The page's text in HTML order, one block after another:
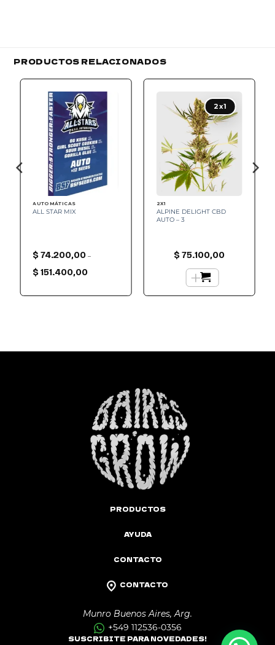
PRODUCTOS RELACIONADOS
wishlist
AUTOMÁTICAS
ALL STAR MIX
$74.200,00 –
$151.400,00
hasta
2x1
wishlist
2X1
ALPINE DELIGHT CBD
AUTO – 3
$75.100,00
+
PRODUCTOS
AYUDA
CONTACTO
CONTACTO
Munro Buenos Aires, Arg.
+549 112536-0356
SUSCRIBITE PARA NOVEDADES!